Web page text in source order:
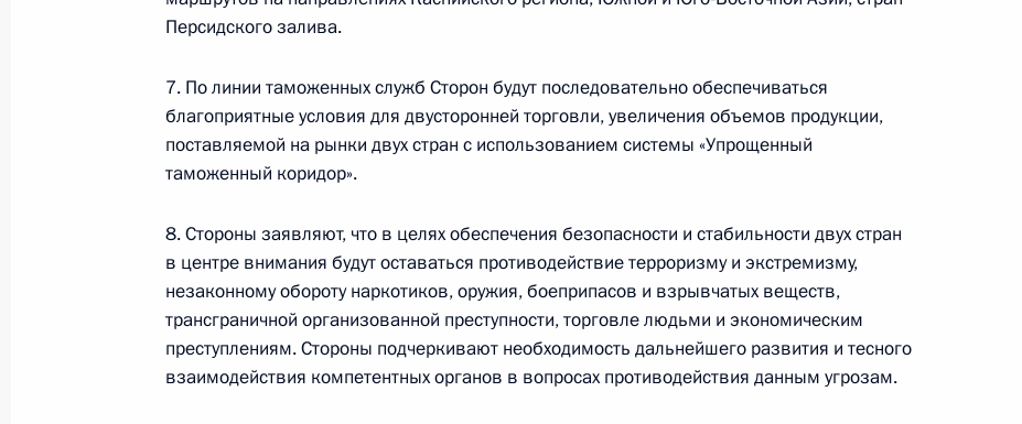
В России во исполнение поручения
Президента появится единый
научно-методический центр
за рубежом
14 июля 2026 года, 16:00
Заседание межведомственной
рабочей группы по повышению
в неудовлетворительном состоянии
Семинар-совещание по развитию
Российско-китайская встреча
Персидского залива.
7. По линии таможенных служб Сторон будут последовательно обеспечиваться
благоприятные условия для двусторонней торговли, увеличения объемов продукции,
поставляемой на рынки двух стран с использо­ванием системы «Упрощенный
таможенный коридор».
8. Стороны заявляют, что в целях обеспечения безопасности и стабильности двух стран
в центре внимания будут оставаться противодействие терроризму и экстремизму,
незаконному обороту наркотиков, оружия, боеприпасов и взрывчатых веществ,
трансграничной организованной преступности, торговле людьми и экономическим
преступлениям. Стороны подчеркивают необходимость дальнейшего развития и тесного
взаимодействия компетентных органов в вопросах противодействия данным угрозам.